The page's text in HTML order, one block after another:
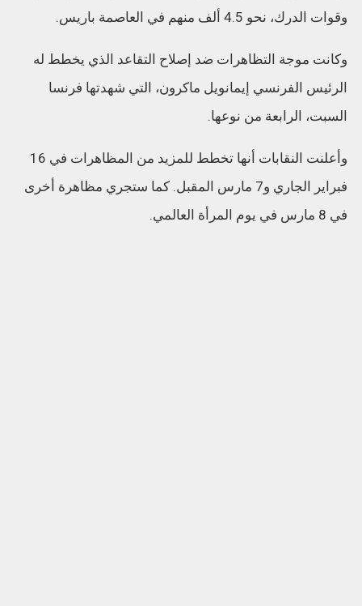
وقوات الدرك، نحو 4.5 ألف منهم في العاصمة باريس.
وكانت موجة التظاهرات ضد إصلاح التقاعد الذي يخطط له
الرئيس الفرنسي إيمانويل ماكرون، التي شهدتها فرنسا
السبت، الرابعة من نوعها.
وأعلنت النقابات أنها تخطط للمزيد من المظاهرات في 16
فبراير الجاري و7 مارس المقبل. كما ستجري مظاهرة أخرى
في 8 مارس في يوم المرأة العالمي.